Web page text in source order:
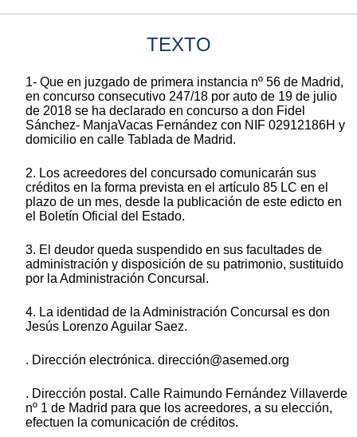
TEXTO
1- Que en juzgado de primera instancia nº 56 de Madrid,
en concurso consecutivo 247/18 por auto de 19 de julio
de 2018 se ha declarado en concurso a don Fidel
Sánchez- ManjaVacas Fernández con NIF 02912186H y
domicilio en calle Tablada de Madrid.
2. Los acreedores del concursado comunicarán sus
créditos en la forma prevista en el artículo 85 LC en el
plazo de un mes, desde la publicación de este edicto en
el Boletín Oficial del Estado.
3. El deudor queda suspendido en sus facultades de
administración y disposición de su patrimonio, sustituido
por la Administración Concursal.
4. La identidad de la Administración Concursal es don
Jesús Lorenzo Aguilar Saez.
. Dirección electrónica. dirección@asemed.org
. Dirección postal. Calle Raimundo Fernández Villaverde
nº 1 de Madrid para que los acreedores, a su elección,
efectuen la comunicación de créditos.